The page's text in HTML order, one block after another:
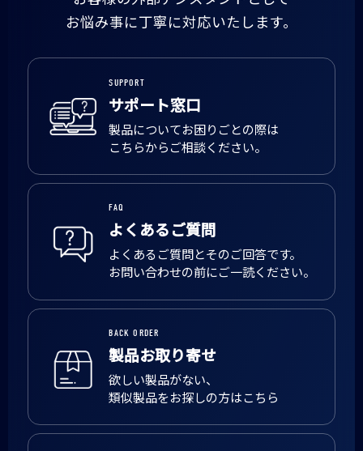
お悩み事に丁寧に対応いたします。
SUPPORT
サポート窓口
製品についてお困りごとの際は
こちらからご相談ください。
FAQ
よくあるご質問
よくあるご質問とそのご回答です。
お問い合わせの前にご一読ください。
BACK ORDER
製品お取り寄せ
欲しい製品がない、
類似製品をお探しの方はこちら